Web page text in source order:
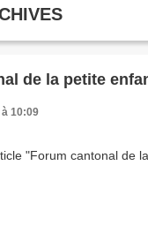
de la petite
à 10:09